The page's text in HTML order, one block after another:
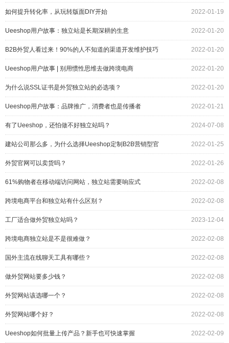
如何提升转化率，从玩转版面DIY开始 2022-01-19
Ueeshop用户故事：独立站是长期深耕的生意 2022-01-20
B2B外贸人看过来！90%的人不知道的渠道开发维护技巧 2022-01-20
Ueeshop用户故事 | 别用惯性思维去做跨境电商 2022-01-20
为什么说SSL证书是外贸独立站的必选项？ 2022-01-20
Ueeshop用户故事：品牌推广，消费者也是传播者 2022-01-21
有了Ueeshop，还怕做不好独立站吗？ 2024-07-08
建站公司那么多，为什么选择Ueeshop定制B2B营销型官
网？
2022-01-25
外贸官网可以卖货吗？ 2022-01-26
61%购物者在移动端访问网站，独立站需要响应式 2022-02-08
跨境电商平台和独立站有什么区别？ 2022-02-08
工厂适合做外贸独立站吗？ 2023-12-04
跨境电商独立站是不是很难做？ 2022-02-08
国外主流在线聊天工具有哪些？ 2022-02-08
做外贸网站要多少钱？ 2022-02-08
外贸网站该选哪一个？ 2022-02-08
外贸网站哪个好？ 2022-02-08
Ueeshop如何批量上传产品？新手也可快速掌握 2022-02-09